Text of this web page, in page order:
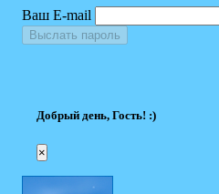
Ваш E-mail
Выслать пароль
Добрый день, Гость! :)
×